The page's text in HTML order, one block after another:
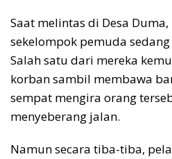
Saat melintas di Desa
sekelompok pemuda
Salah satu dari mereka
korban sambil membawa
sempat mengira orang
menyeberang jalan.
Namun secara tiba-tiba,